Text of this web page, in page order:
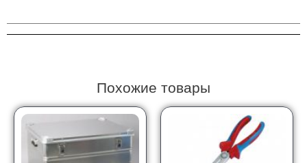
Похожие товары